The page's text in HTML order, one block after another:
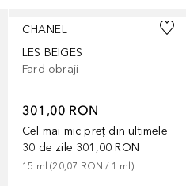
CHANEL
LES BEIGES
Fard obraji
301,00 RON
Cel mai mic preț din ultimele
30 de zile 301,00 RON
15 ml (20,07 RON / 1 ml)